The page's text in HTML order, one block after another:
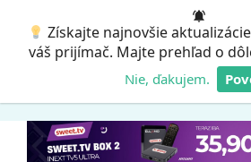
Získajte najnovšie
váš prijímač. Majte prehľad o
Nie, ďakujem.